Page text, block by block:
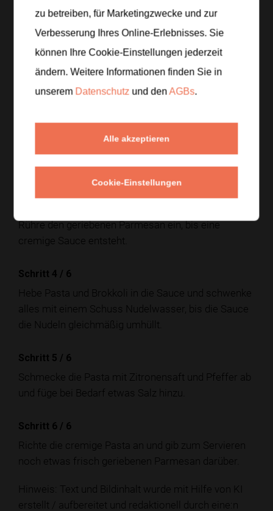
Bringe reichlich gesalzenes Wasser zum Kochen.
Brokkoli in kleine Röschen.
Schritt 2/6
Gib die Pasta ins kochende Wasser. Gare die
beides gar ist, und hebe vorher etwas Nudelwasser
Rühre den geriebenen Parmesan ein, bis eine
cremige Sauce entsteht.
Schritt 4 / 6
Hebe Pasta und Brokkoli in die Sauce und schwenke
alles mit einem Schuss Nudelwasser, bis die Sauce
die Nudeln gleichmäßig umhüllt.
Schritt 5 / 6
Schmecke die Pasta mit Zitronensaft und Pfeffer ab
und füge bei Bedarf etwas Salz hinzu.
Schritt 6 / 6
Richte die cremige Pasta an und gib zum Servieren
noch etwas frisch geriebenen Parmesan darüber.
Hinweis: Text und Bildinhalt wurde mit Hilfe von KI
erstellt / aufbereitet und redaktionell durch eine:n
zu betreiben, für Marketingzwecke und zur
Verbesserung Ihres Online-Erlebnisses. Sie
können Ihre Cookie-Einstellungen jederzeit
ändern. Weitere Informationen finden Sie in
unserem Datenschutz und denAGBs.
Alle akzeptieren
Cookie-Einstellungen